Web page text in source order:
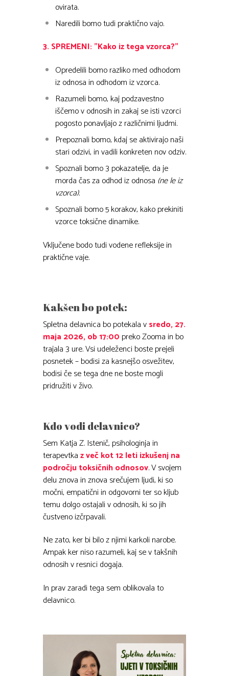
ovirata.
Naredili bomo tudi praktično vajo.
3. SPREMENI: ”Kako iz tega vzorca?”
Opredelili bomo razliko med odhodom
iz odnosa in odhodom iz vzorca.
Razumeli bomo, kaj podzavestno
iščemo v odnosih in zakaj se isti vzorci
pogosto ponavljajo z različnimi ljudmi.
Prepoznali bomo, kdaj se aktivirajo naši
stari odzivi, in vadili konkreten nov odziv.
Spoznali bomo 3 pokazatelje, da je
morda čas za odhod iz odnosa (ne le iz
vzorca).
Spoznali bomo 5 korakov, kako prekiniti
vzorce toksične dinamike.
Vključene bodo tudi vodene refleksije in
praktične vaje.
Kakšen bo potek:
Spletna delavnica bo potekala vsredo, 27.
maja 2026, ob 17:00 preko Zooma in bo
trajala 3 ure. Vsi udeleženci boste prejeli
posnetek – bodisi za kasnejšo osvežitev,
bodisi če se tega dne ne boste mogli
pridružiti v živo.
Kdo vodi delavnico?
Sem Katja Z. Istenič, psihologinja in
terapevtkaz več kot 12 leti izkušenj na
področju toksičnih odnosov.V svojem
delu znova in znova srečujem ljudi, ki so
močni, empatični in odgovorni ter so kljub
temu dolgo ostajali v odnosih, ki so jih
čustveno izčrpavali.
Ne zato, ker bi bilo z njimi karkoli narobe.
Ampak ker niso razumeli, kaj se v takšnih
odnosih v resnici dogaja.
In prav zaradi tega sem oblikovala to
delavnico.